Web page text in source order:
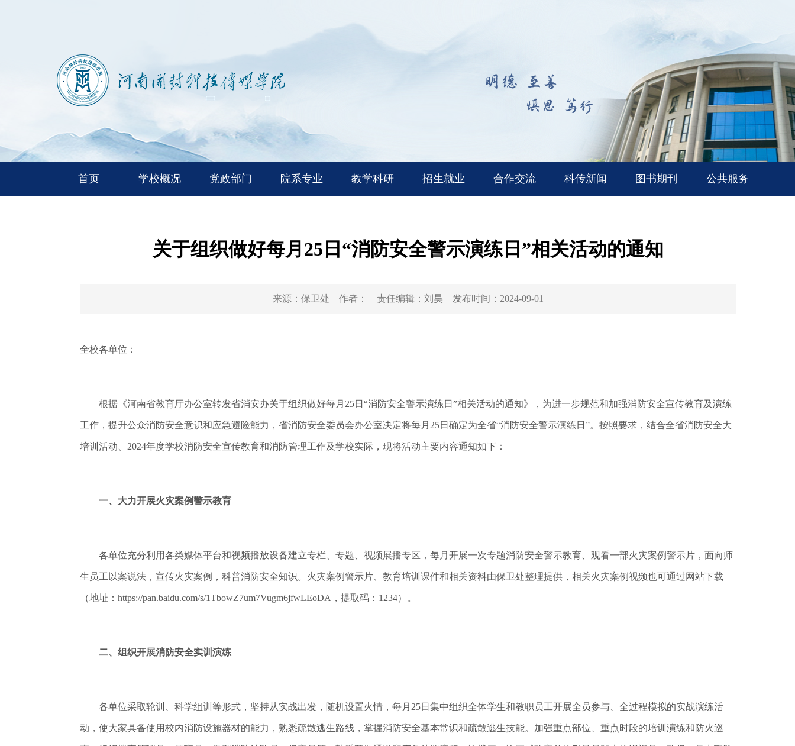
首页 学校概况 党政部门 院系专业 教学科研 招生就业 合作交流 科传新闻 图书期刊 公共服务
关于组织做好每月25日“消防安全警示演练日”相关活动的通知
来源： 保卫处 作者： 责任编辑： 刘昊 发布时间： 2024-09-01
全校各单位：
根据《河南省教育厅办公室转发省消安办关于组织做好每月25日“消防安全警示演练日”相关活动的通知》，为进一步规范和加强消防安全宣传教育及演练
工作，提升公众消防安全意识和应急避险能力，省消防安全委员会办公室决定将每月25日确定为全省“消防安全警示演练日”。按照要求，结合全省消防安全大
培训活动、2024年度学校消防安全宣传教育和消防管理工作及学校实际，现将活动主要内容通知如下：
一、大力开展火灾案例警示教育
各单位充分利用各类媒体平台和视频播放设备建立专栏、专题、视频展播专区，每月开展一次专题消防安全警示教育、观看一部火灾案例警示片，面向师
生员工以案说法，宣传火灾案例，科普消防安全知识。火灾案例警示片、教育培训课件和相关资料由保卫处整理提供，相关火灾案例视频也可通过网站下载
（地址：https://pan.baidu.com/s/1TbowZ7um7Vugm6jfwLEoDA，提取码：1234）。
二、组织开展消防安全实训演练
各单位采取轮训、科学组训等形式，坚持从实战出发，随机设置火情，每月25日集中组织全体学生和教职员工开展全员参与、全过程模拟的实战演练活
动，使大家具备使用校内消防设施器材的能力，熟悉疏散逃生路线，掌握消防安全基本常识和疏散逃生技能。加强重点部位、重点时段的培训演练和防火巡